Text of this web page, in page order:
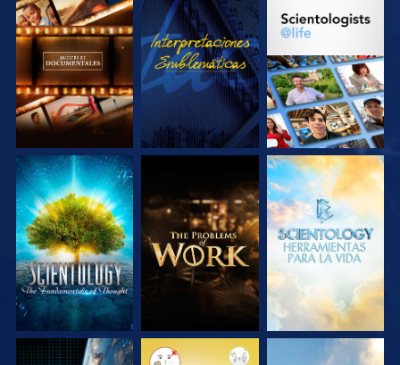
EXPLORA LAS
SERIES
VE
EXPLORA LAS
EXPLORA LAS
SERIES
EXPLORA LAS
SERIES
EXPLORA LAS
SERIES